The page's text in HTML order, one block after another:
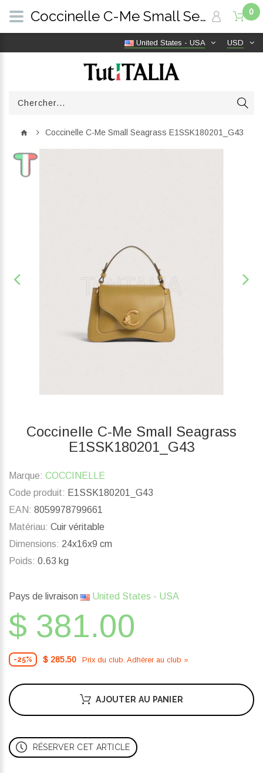
USD
United States - USA
0
Coccinelle C-Me Small Seagrass E1SSK180201_G43
Coccinelle C-Me Small Seagrass
E1SSK180201_G43
Marque: COCCINELLE
Code produit: E1SSK180201_G43
EAN: 8059978799661
Matériau: Cuir véritable
Dimensions: 24x16x9 cm
Poids: 0.63 kg
Pays de livraison United States - USA
$ 381.00
-25% $ 285.50 Prix ​​du club. Adhérer au club »
AJOUTER AU PANIER
RÉSERVER CET ARTICLE
Coccinelle C-Me Small Seagrass E1SSK180201_G43 | TutITALIA